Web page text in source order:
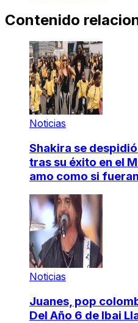
Contenido
Noticias
Shakira se
tras su éxito en el
amo como si
Noticias
Juanes, pop
Del Año 6 de Ibai